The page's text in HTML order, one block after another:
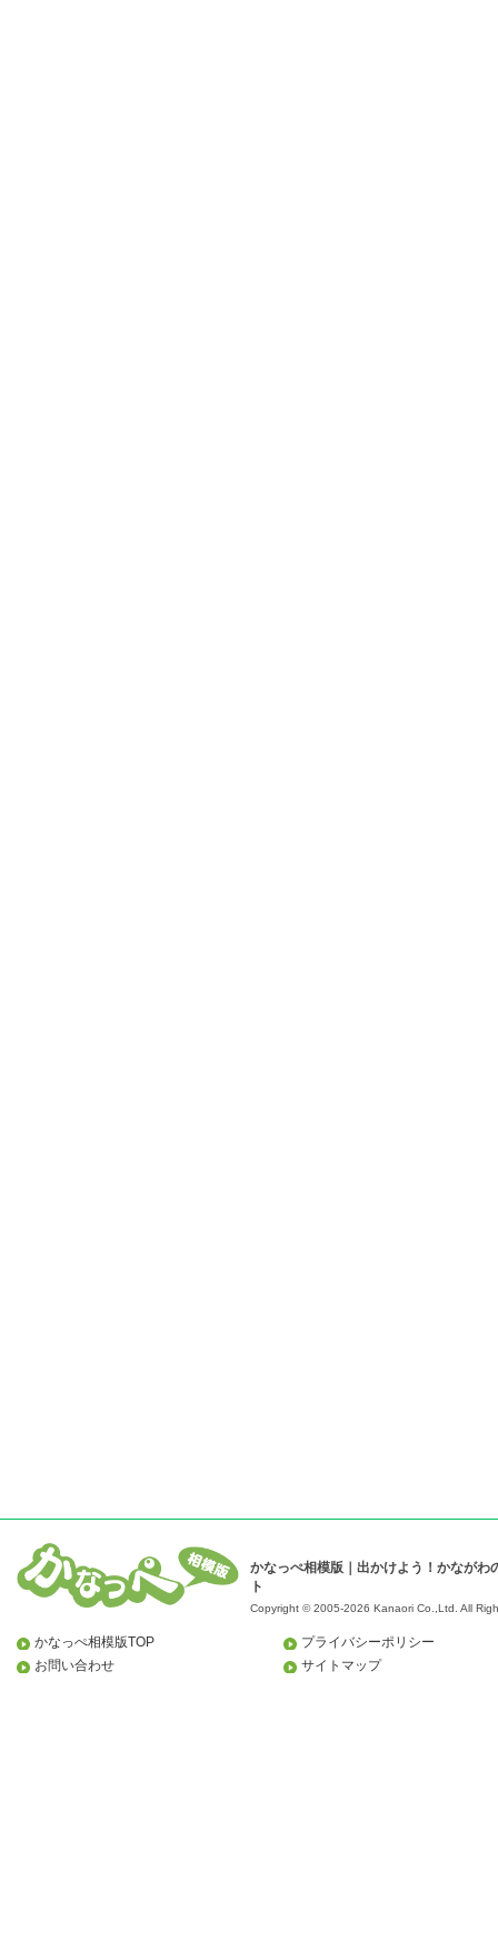
かなっぺ相模版｜出かけよう！かながわ
ト
Copyright © 2005-2026 Kanaori Co.,Ltd. All
かなっぺ相模版TOP
お問い合わせ
プライバシーポリシー
サイトマップ